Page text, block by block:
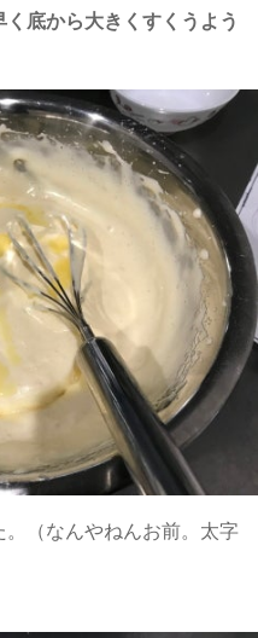
底から大きくすくうよう
（なんやねんお前。太字